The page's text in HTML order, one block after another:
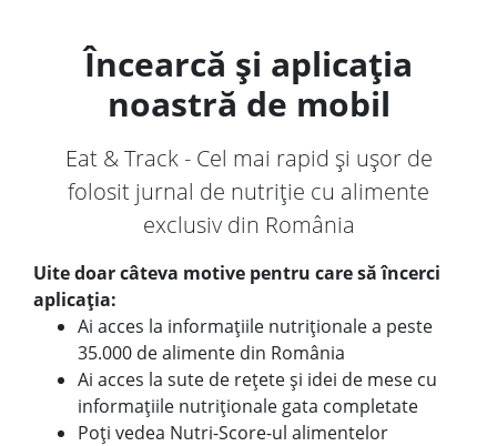
Încearcă și aplicația
noastră de mobil
Eat & Track - Cel mai rapid și ușor de
folosit jurnal de nutriție cu alimente
exclusiv din România
Uite doar câteva motive pentru care să încerci
aplicația:
Ai acces la informațiile nutriționale a peste
35.000 de alimente din România
Ai acces la sute de rețete și idei de mese cu
informațiile nutriționale gata completate
Poți vedea Nutri-Score-ul alimentelor